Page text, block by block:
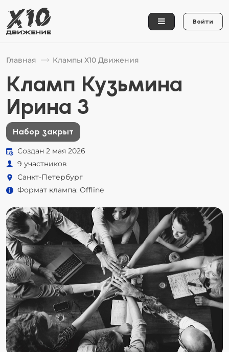
Войти
Главная Клампы Х10 Движения
Кламп Кузьмина
Ирина 3
Набор закрыт
Создан 2 мая 2026
9 участников
Санкт-Петербург
Формат клампа: Offline